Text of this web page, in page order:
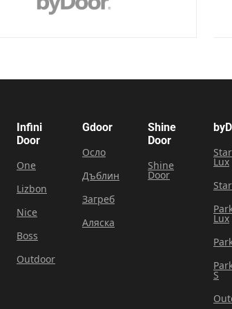
Infini
Door
One
Lizbon
Nice
Boss
Outdoor
Gdoor
Осло
Дъблин
Загреб
Аляска
Shine
Door
Shine
Door
Lux
Lux
S